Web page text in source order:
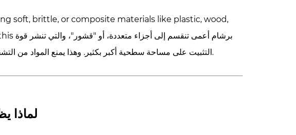
برشام أعمى تنقسم إلى أجزاء متعددة، أو "قشور"، والتي تنشر قوة
التثبيت على مساحة سطحية أكبر بكثير. وهذا يمنع المواد من التشقق، أو السحق، أو التشوه، مما يضمن وصلة آمنة بدون ضرر.
لماذا